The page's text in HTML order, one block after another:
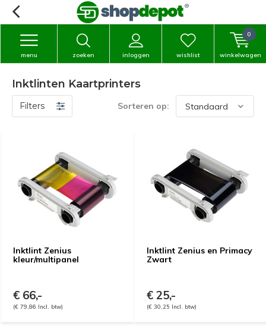
zoeken inloggen
menu wishlist winkelwagen
0
Inktlinten Kaartprinters
Filters Sorteren op:
Inktlint Zenius
kleur/multipanel
€ 66,-
(€ 79,86 Incl. btw)
Inktlint Zenius en Primacy
Zwart
€ 25,-
(€ 30,25 Incl. btw)